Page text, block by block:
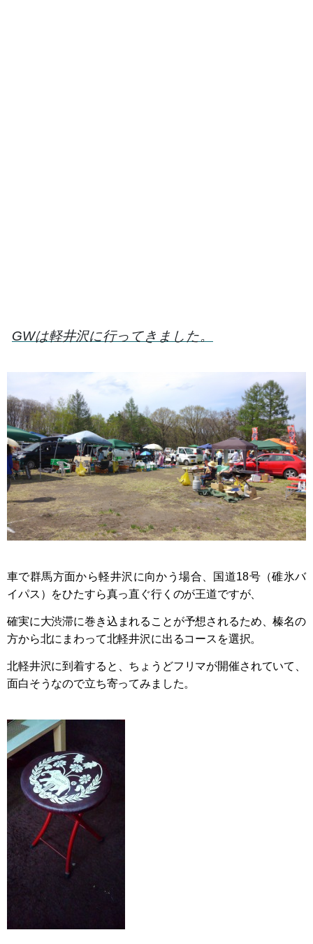
GWは軽井沢に行ってきました。
車で群馬方面から軽井沢に向かう場合、国道18号（碓氷バ
イパス）をひたすら真っ直ぐ行くのが王道ですが、
確実に大渋滞に巻き込まれることが予想されるため、榛名の
方から北にまわって北軽井沢に出るコースを選択。
北軽井沢に到着すると、ちょうどフリマが開催されていて、
面白そうなので立ち寄ってみました。